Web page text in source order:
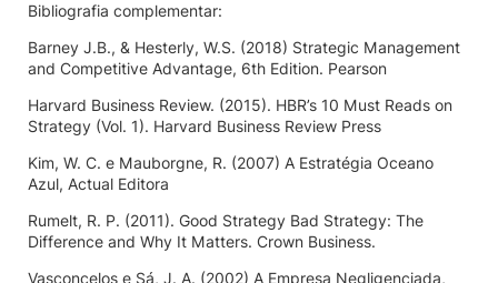
Bibliografia complementar:
Barney J.B., & Hesterly, W.S. (2018) Strategic Management
and Competitive Advantage, 6th Edition. Pearson
Harvard Business Review. (2015). HBR’s 10 Must Reads on
Strategy (Vol. 1). Harvard Business Review Press
Kim, W. C. e Mauborgne, R. (2007) A Estratégia Oceano
Azul, Actual Editora
Rumelt, R. P. (2011). Good Strategy Bad Strategy: The
Difference and Why It Matters. Crown Business.
Vasconcelos e Sá, J. A. (2002) A Empresa Negligenciada,